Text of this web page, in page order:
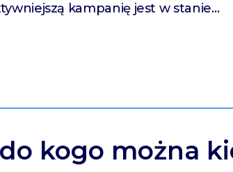
kampanię jest w stanie…
kogo można